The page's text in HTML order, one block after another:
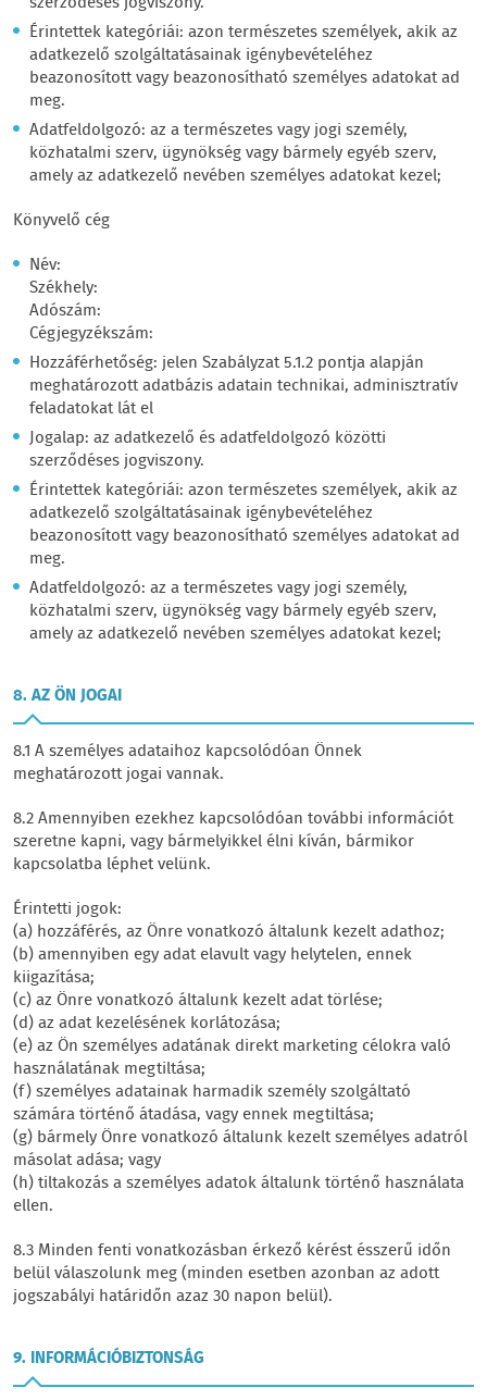
Érintettek kategóriái: azon természetes személyek, akik az
adatkezelő szolgáltatásainak igénybevételéhez
beazonosított vagy beazonosítható személyes adatokat ad
meg.
Adatfeldolgozó: az a természetes vagy jogi személy,
közhatalmi szerv, ügynökség vagy bármely egyéb szerv,
amely az adatkezelő nevében személyes adatokat kezel;
Könyvelő cég
Név:
Székhely:
Adószám:
Cégjegyzékszám:
Hozzáférhetőség: jelen Szabályzat 5.1.2 pontja alapján
meghatározott adatbázis adatain technikai, adminisztratív
feladatokat lát el
Jogalap: az adatkezelő és adatfeldolgozó közötti
szerződéses jogviszony.
Érintettek kategóriái: azon természetes személyek, akik az
adatkezelő szolgáltatásainak igénybevételéhez
beazonosított vagy beazonosítható személyes adatokat ad
meg.
Adatfeldolgozó: az a természetes vagy jogi személy,
közhatalmi szerv, ügynökség vagy bármely egyéb szerv,
amely az adatkezelő nevében személyes adatokat kezel;
8. AZ ÖN JOGAI
8.1 A személyes adataihoz kapcsolódóan Önnek
meghatározott jogai vannak.
8.2 Amennyiben ezekhez kapcsolódóan további információt
szeretne kapni, vagy bármelyikkel élni kíván, bármikor
kapcsolatba léphet velünk.
Érintetti jogok:
(a) hozzáférés, az Önre vonatkozó általunk kezelt adathoz;
(b) amennyiben egy adat elavult vagy helytelen, ennek
kiigazítása;
(c) az Önre vonatkozó általunk kezelt adat törlése;
(d) az adat kezelésének korlátozása;
(e) az Ön személyes adatának direkt marketing célokra való
használatának megtiltása;
(f) személyes adatainak harmadik személy szolgáltató
számára történő átadása, vagy ennek megtiltása;
(g) bármely Önre vonatkozó általunk kezelt személyes adatról
másolat adása; vagy
(h) tiltakozás a személyes adatok általunk történő használata
ellen.
8.3 Minden fenti vonatkozásban érkező kérést ésszerű időn
belül válaszolunk meg (minden esetben azonban az adott
jogszabályi határidőn azaz 30 napon belül).
9. INFORMÁCIÓBIZTONSÁG